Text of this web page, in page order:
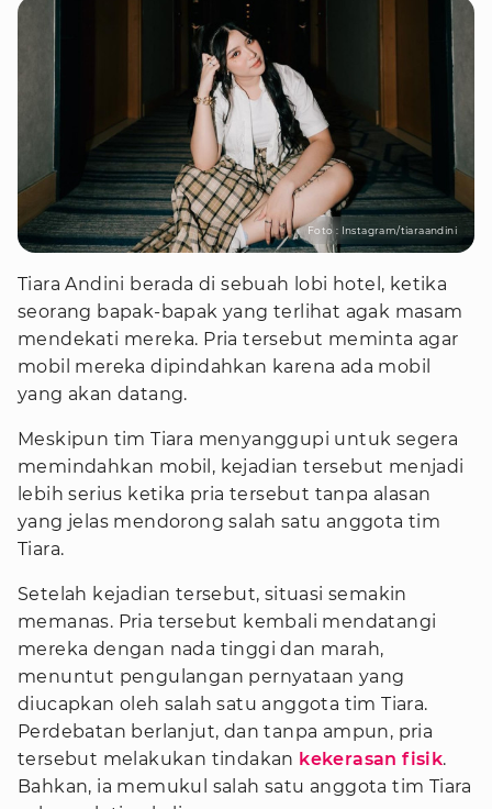
Foto : Instagram/tiaraandini
Tiara Andini berada di sebuah lobi hotel, ketika
seorang bapak-bapak yang terlihat agak masam
mendekati mereka. Pria tersebut meminta agar
mobil mereka dipindahkan karena ada mobil
yang akan datang.
Meskipun tim Tiara menyanggupi untuk segera
memindahkan mobil, kejadian tersebut menjadi
lebih serius ketika pria tersebut tanpa alasan
yang jelas mendorong salah satu anggota tim
Tiara.
Setelah kejadian tersebut, situasi semakin
memanas. Pria tersebut kembali mendatangi
mereka dengan nada tinggi dan marah,
menuntut pengulangan pernyataan yang
diucapkan oleh salah satu anggota tim Tiara.
Perdebatan berlanjut, dan tanpa ampun, pria
tersebut melakukan tindakan kekerasan fisik.
Bahkan, ia memukul salah satu anggota tim Tiara